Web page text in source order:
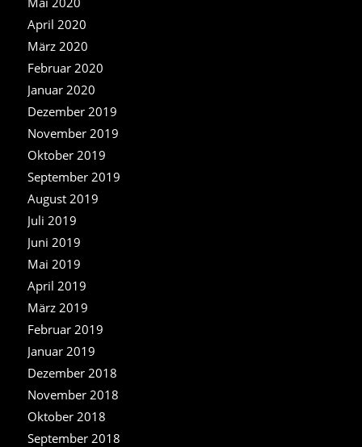
April 2020
März 2020
Februar 2020
Januar 2020
Dezember 2019
November 2019
Oktober 2019
September 2019
August 2019
Juli 2019
Juni 2019
Mai 2019
April 2019
März 2019
Februar 2019
Januar 2019
Dezember 2018
November 2018
Oktober 2018
September 2018